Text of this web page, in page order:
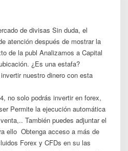
de divisas Sin duda, el
atención después de mostrar la
de la publ Analizamos a Capital
¿Es una estafa?
nuestro dinero con esta
no solo podrás invertir en forex,
Permite la ejecución automática
También puedes adjuntar el
ello Obtenga acceso a más de
Forex y CFDs en su las